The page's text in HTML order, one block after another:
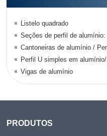
Listelo quadrado
Seções de perfil de
Cantoneiras de alumínio /
Perfil U simples em
Vigas de alumínio
PRODUTOS